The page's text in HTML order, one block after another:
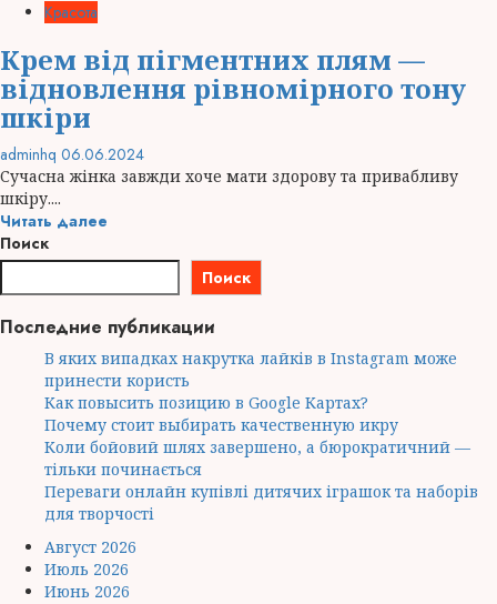
Красота
Крем від пігментних плям —
відновлення рівномірного тону
шкіри
adminhq 06.06.2024
Сучасна жінка завжди хоче мати здорову та привабливу
шкіру....
Читать далее
Поиск
Поиск
Последние публикации
В яких випадках накрутка лайків в Instagram може
принести користь
Как повысить позицию в Google Картах?
Почему стоит выбирать качественную икру
Коли бойовий шлях завершено, а бюрократичний —
тільки починається
Переваги онлайн купівлі дитячих іграшок та наборів
для творчості
Август 2026
Июль 2026
Июнь 2026